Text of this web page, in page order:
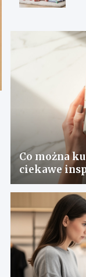
Co można
ciekawe